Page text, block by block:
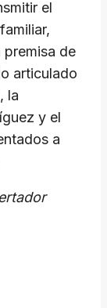
el
de
articulado
la
y el
a